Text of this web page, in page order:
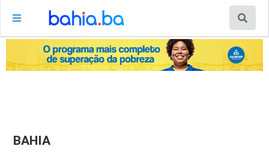
BAHIA